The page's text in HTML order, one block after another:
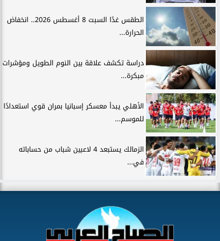
الطقس غدًا السبت 8 أغسطس 2026.. انخفاض
الحرارة...
دراسة تكشف علاقة بين النوم الطويل ومؤشرات
مبكرة...
الأهلي يبدأ معسكر إسبانيا بمران قوي استعدادًا
للموسم...
الزمالك يستبعد 4 لاعبين شباب من حساباته
في...